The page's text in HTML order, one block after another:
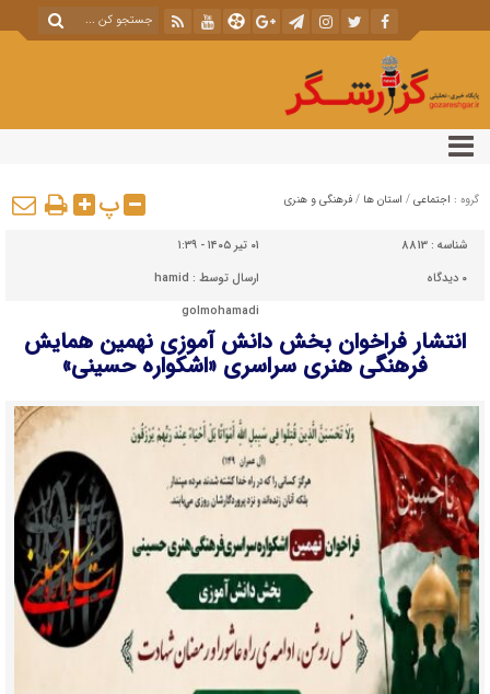
گروه : اجتماعی / استان ها / فرهنگی و هنری پ
شناسه : 8813
۰۱ تیر ۱۴۰۵ - ۱:۳۹
۰ دیدگاه ارسال توسط : hamid
golmohamadi
انتشار فراخوان بخش دانش آموزی نهمین همایش
فرهنگی هنری سراسری «اشکواره حسینی»